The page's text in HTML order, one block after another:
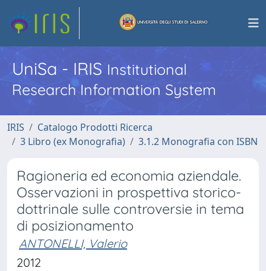
UniSa - IRISInstitutional
Research Information System
IRIS
Catalogo Prodotti Ricerca
3 Libro (ex Monografia)
3.1.2 Monografia con ISBN
Ragioneria ed economia aziendale.
Osservazioni in prospettiva storico-
dottrinale sulle controversie in tema
di posizionamento
ANTONELLI, Valerio
2012